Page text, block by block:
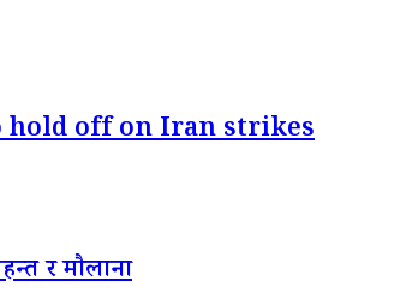
hold off on Iran strikes
र मौलाना